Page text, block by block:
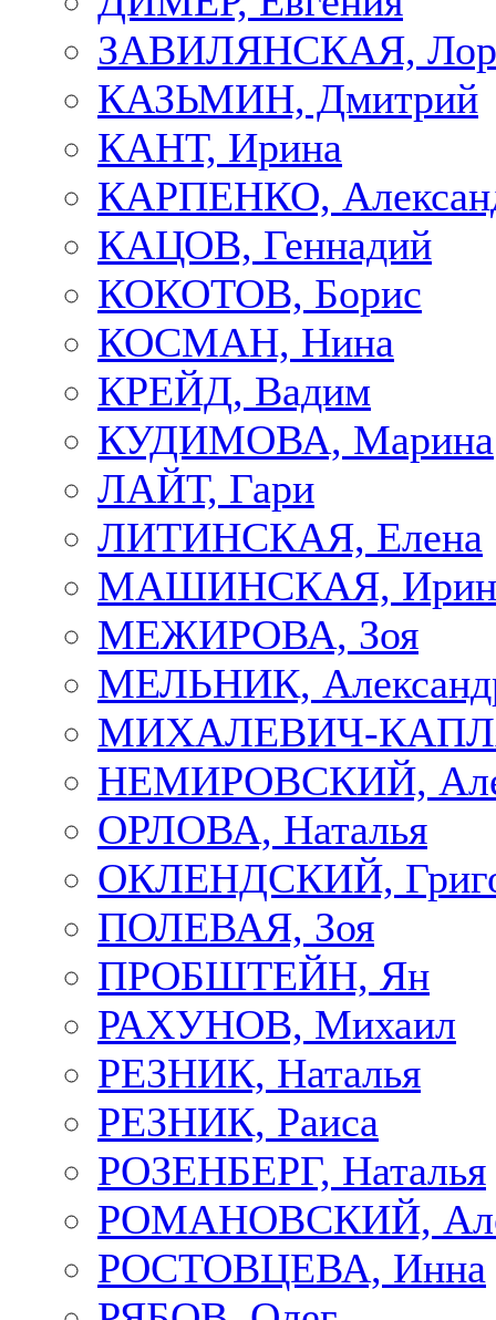
ЗАВИЛЯНСКАЯ,
КАЗЬМИН, Дмитрий
КАНТ, Ирина
КАРПЕНКО,
КАЦОВ, Геннадий
КОКОТОВ, Борис
КОСМАН, Нина
КРЕЙД, Вадим
КУДИМОВА, Марина
ЛАЙТ, Гари
ЛИТИНСКАЯ, Елена
МАШИНСКАЯ,
МЕЖИРОВА, Зоя
МЕЛЬНИК,
МИХАЛЕВИЧ-
НЕМИРОВСКИЙ,
ОРЛОВА, Наталья
ОКЛЕНДСКИЙ,
ПОЛЕВАЯ, Зоя
ПРОБШТЕЙН, Ян
РАХУНОВ, Михаил
РЕЗНИК, Наталья
РЕЗНИК, Раиса
РОЗЕНБЕРГ, Наталья
РОМАНОВСКИЙ,
РОСТОВЦЕВА, Инна